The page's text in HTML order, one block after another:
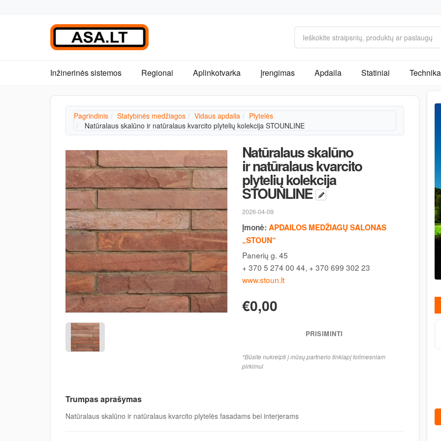
Inžinerinės sistemos Regionai Aplinkotvarka Įrengimas Apdaila Statiniai
Pagrindinis Statybinės medžiagos Vidaus apdaila
Plytelės
Natūralaus skalūno ir natūralaus kvarcito plytelių kolekcija STOUNLINE
Natūralaus skalūno
ir natūralaus kvarcito
plytelių kolekcija
STOUNLINE
2026-04-09
Įmonė: APDAILOS MEDŽIAGŲ SALONAS
„STOUN“
Panerių g. 45
+ 370 5 274 00 44, + 370 699 302 23
www.stoun.lt
€0,00
PRISIMINTI
*Būsite nukreipti į mūsų partnerio tinklapį tolimesniam
pirkimui
Trumpas aprašymas
Natūralaus skalūno ir natūralaus kvarcito plytelės fasadams bei interjerams